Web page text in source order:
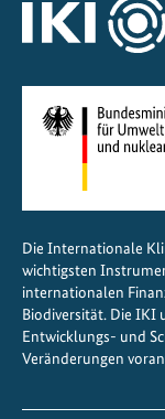
Die Internationale
wichtigsten
internationalen
Biodiversität. Die IKI
Entwicklungs- und
Veränderungen